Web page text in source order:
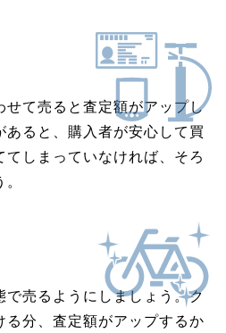
せて売ると査定額がアップし
あると、購入者が安心して買
てしまっていなければ、そろ
で売るようにしましょう。ク
る分、査定額がアップするか